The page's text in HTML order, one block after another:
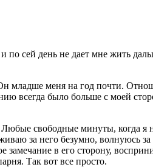
по сей день не дает мне жить
младше меня на год почти.
всегда было больше с моей
свободные минуты, когда я
за него безумно, волнуюсь за
в его сторону,
Так вот все просто.